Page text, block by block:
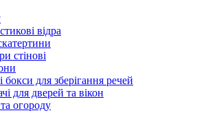
відра
стінові
бокси для зберігання речей
для дверей та вікон
огороду